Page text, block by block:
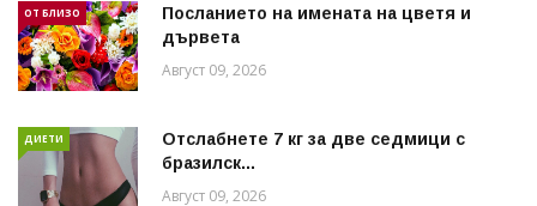
ОТ БЛИЗО
Посланието на имената на цветя и
дървета
Август 09, 2026
ДИЕТИ
Отслабнете 7 кг за две седмици с
бразилск...
Август 09, 2026